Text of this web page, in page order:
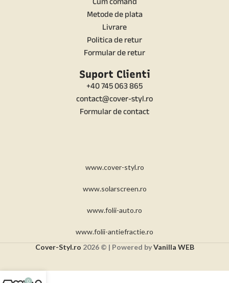
Metode de plata
Livrare
Politica de retur
Formular de retur
Suport Clienti
+40 745 063 865
contact@cover-styl.ro
Formular de contact
www.cover-styl.ro
www.solarscreen.ro
www.folii-auto.ro
www.folii-antiefractie.ro
Cover-Styl.ro 2026 © | Powered byVanilla WEB
0